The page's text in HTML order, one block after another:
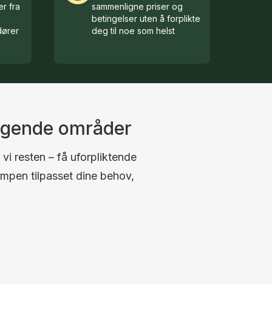
fra
sammenligne priser og
betingelser uten å forplikte
deg til noe som helst
områder
resten – få uforpliktende
tilpasset dine behov,